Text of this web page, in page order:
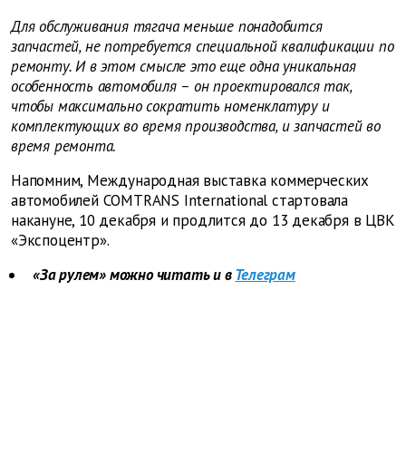
Для обслуживания тягача меньше понадобится
запчастей, не потребуется специальной квалификации по
ремонту. И в этом смысле это еще одна уникальная
особенность автомобиля – он проектировался так,
чтобы максимально сократить номенклатуру и
комплектующих во время производства, и запчастей во
время ремонта.
Напомним, Международная выставка коммерческих
автомобилей COMTRANS International стартовала
накануне, 10 декабря и продлится до 13 декабря в ЦВК
«Экспоцентр».
«За рулем» можно читать и вТелеграм